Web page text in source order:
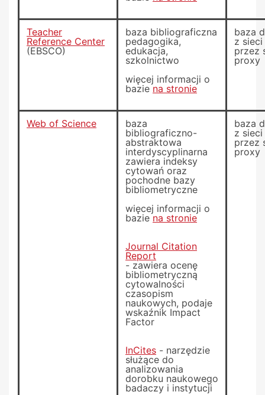
Teacher
Reference Center
(EBSCO)
baza bibliograficzna
pedagogika,
edukacja,
szkolnictwo
więcej informacji o
baziena stronie
baza
z
przez
proxy
Web of Science
baza
bibliograficzno-
abstraktowa
interdyscyplinarna
zawiera indeksy
cytowań oraz
pochodne bazy
bibliometryczne
więcej informacji o
baziena stronie
Journal Citation
Report
- zawiera ocenę
bibliometryczną
cytowalności
czasopism
naukowych, podaje
wskaźnik Impact
Factor
InCites - narzędzie
służące do
analizowania
dorobku naukowego
badaczy i instytucji
baza
z
przez
proxy